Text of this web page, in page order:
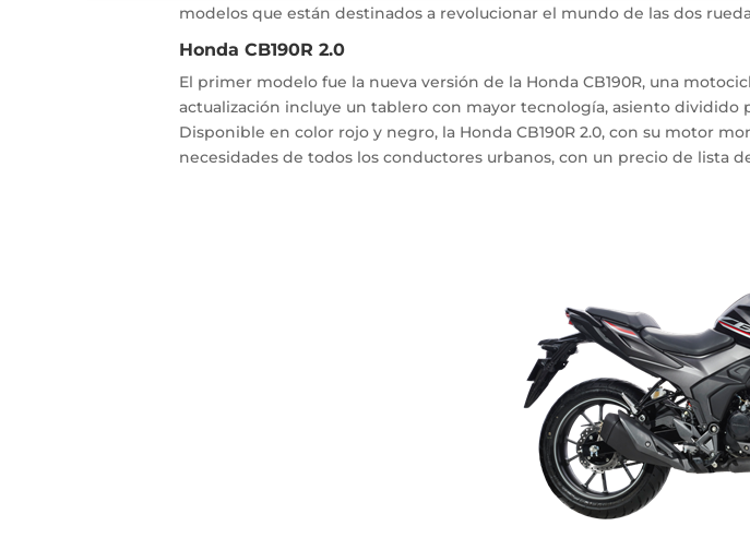
modelos que están destinados a revolucionar el mundo de las dos
Honda CB190R 2.0
El primer modelo fue la nueva versión de la Honda CB190R, una
actualización incluye un tablero con mayor tecnología, asiento dividido
Disponible en color rojo y negro, la Honda CB190R 2.0, con su motor
necesidades de todos los conductores urbanos, con un precio de lista